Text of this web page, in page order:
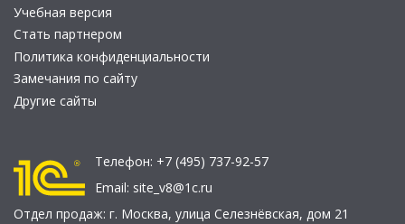
Учебная версия
Стать партнером
Политика конфиденциальности
Замечания по сайту
Другие сайты
Телефон: +7 (495) 737-92-57
Email: site_v8@1c.ru
Отдел продаж: г. Москва, улица Селезнёвская, дом 21